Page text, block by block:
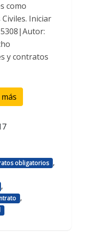
como
Iniciar
y contratos
obligatorios ,
,
,